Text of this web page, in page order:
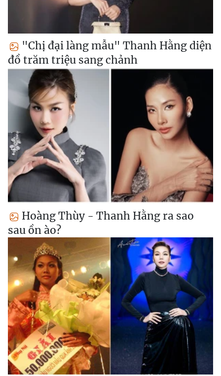
"Chị đại làng mẫu" Thanh Hằng diện
đồ trăm triệu sang chảnh
Hoàng Thùy - Thanh Hằng ra sao
sau ồn ào?